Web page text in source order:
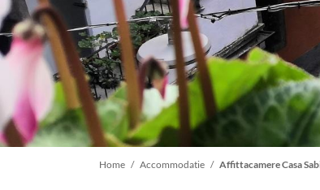
Kruimelpad
Home Accommodatie Affittacamere Casa